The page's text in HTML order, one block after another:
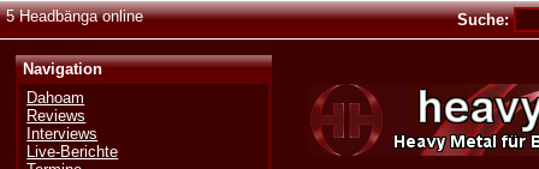
5 Headbänga online Suche:
Navigation
Dahoam
Reviews
Interviews
Live-Berichte